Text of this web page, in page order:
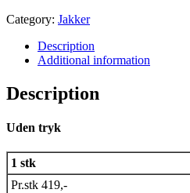
Category: Jakker
Description
Additional information
Description
Uden tryk
1 stk
Pr.stk 419,-